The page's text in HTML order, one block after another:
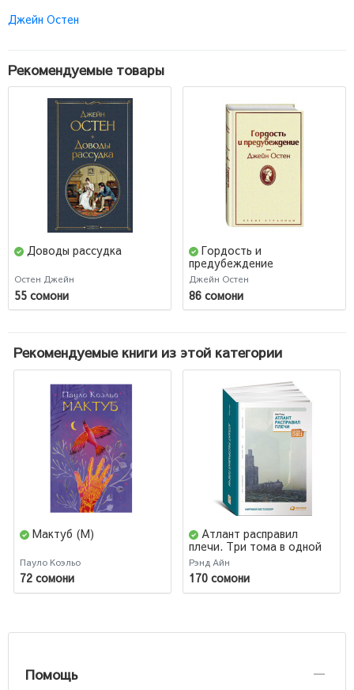
Джейн Остен
Рекомендуемые товары
Доводы рассудка
Остен Джейн
55 сомони
Гордость и
предубеждение
(Подарочное издание)
Джейн Остен
86 сомони
Рекомендуемые книги из этой категории
Мактуб (М)
Пауло Коэльо
72 сомони
Атлант расправил
плечи. Три тома в одной
книге
Рэнд Айн
170 сомони
Помощь